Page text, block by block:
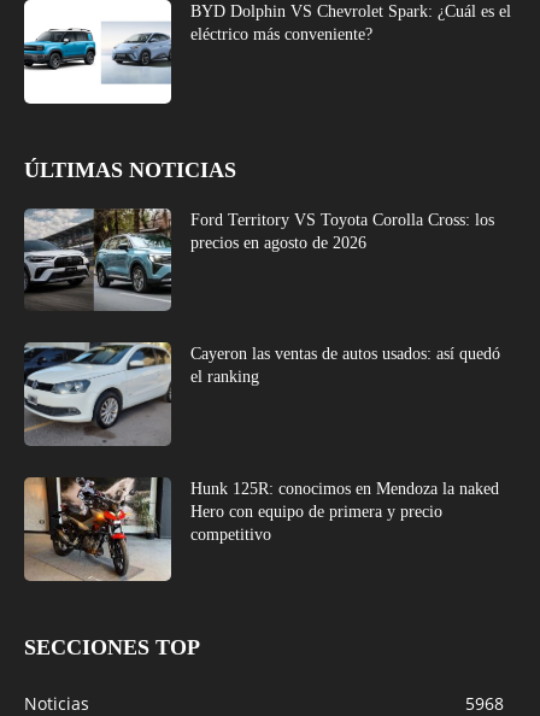
BYD Dolphin VS Chevrolet Spark: ¿Cuál es el
eléctrico más conveniente?
ÚLTIMAS NOTICIAS
Ford Territory VS Toyota Corolla Cross: los
precios en agosto de 2026
Cayeron las ventas de autos usados: así quedó
el ranking
Hunk 125R: conocimos en Mendoza la naked
Hero con equipo de primera y precio
competitivo
SECCIONES TOP
Noticias
5968